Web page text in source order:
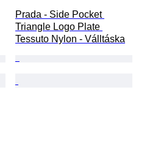
Prada - Side Pocket
Triangle Logo Plate
Tessuto Nylon - Válltáska